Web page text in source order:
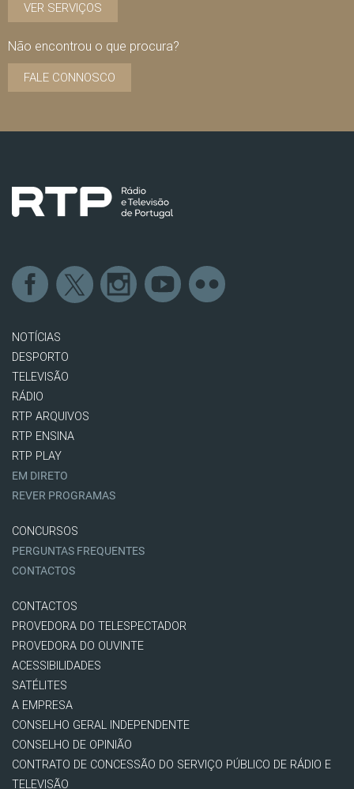
VER SERVIÇOS
Não encontrou o que procura?
FALE CONNOSCO
NOTÍCIAS
DESPORTO
TELEVISÃO
RÁDIO
RTP ARQUIVOS
RTP ENSINA
RTP PLAY
EM DIRETO
REVER PROGRAMAS
CONCURSOS
PERGUNTAS FREQUENTES
CONTACTOS
CONTACTOS
PROVEDORA DO TELESPECTADOR
PROVEDORA DO OUVINTE
ACESSIBILIDADES
SATÉLITES
A EMPRESA
CONSELHO GERAL INDEPENDENTE
CONSELHO DE OPINIÃO
CONTRATO DE CONCESSÃO DO SERVIÇO PÚBLICO DE RÁDIO E
TELEVISÃO